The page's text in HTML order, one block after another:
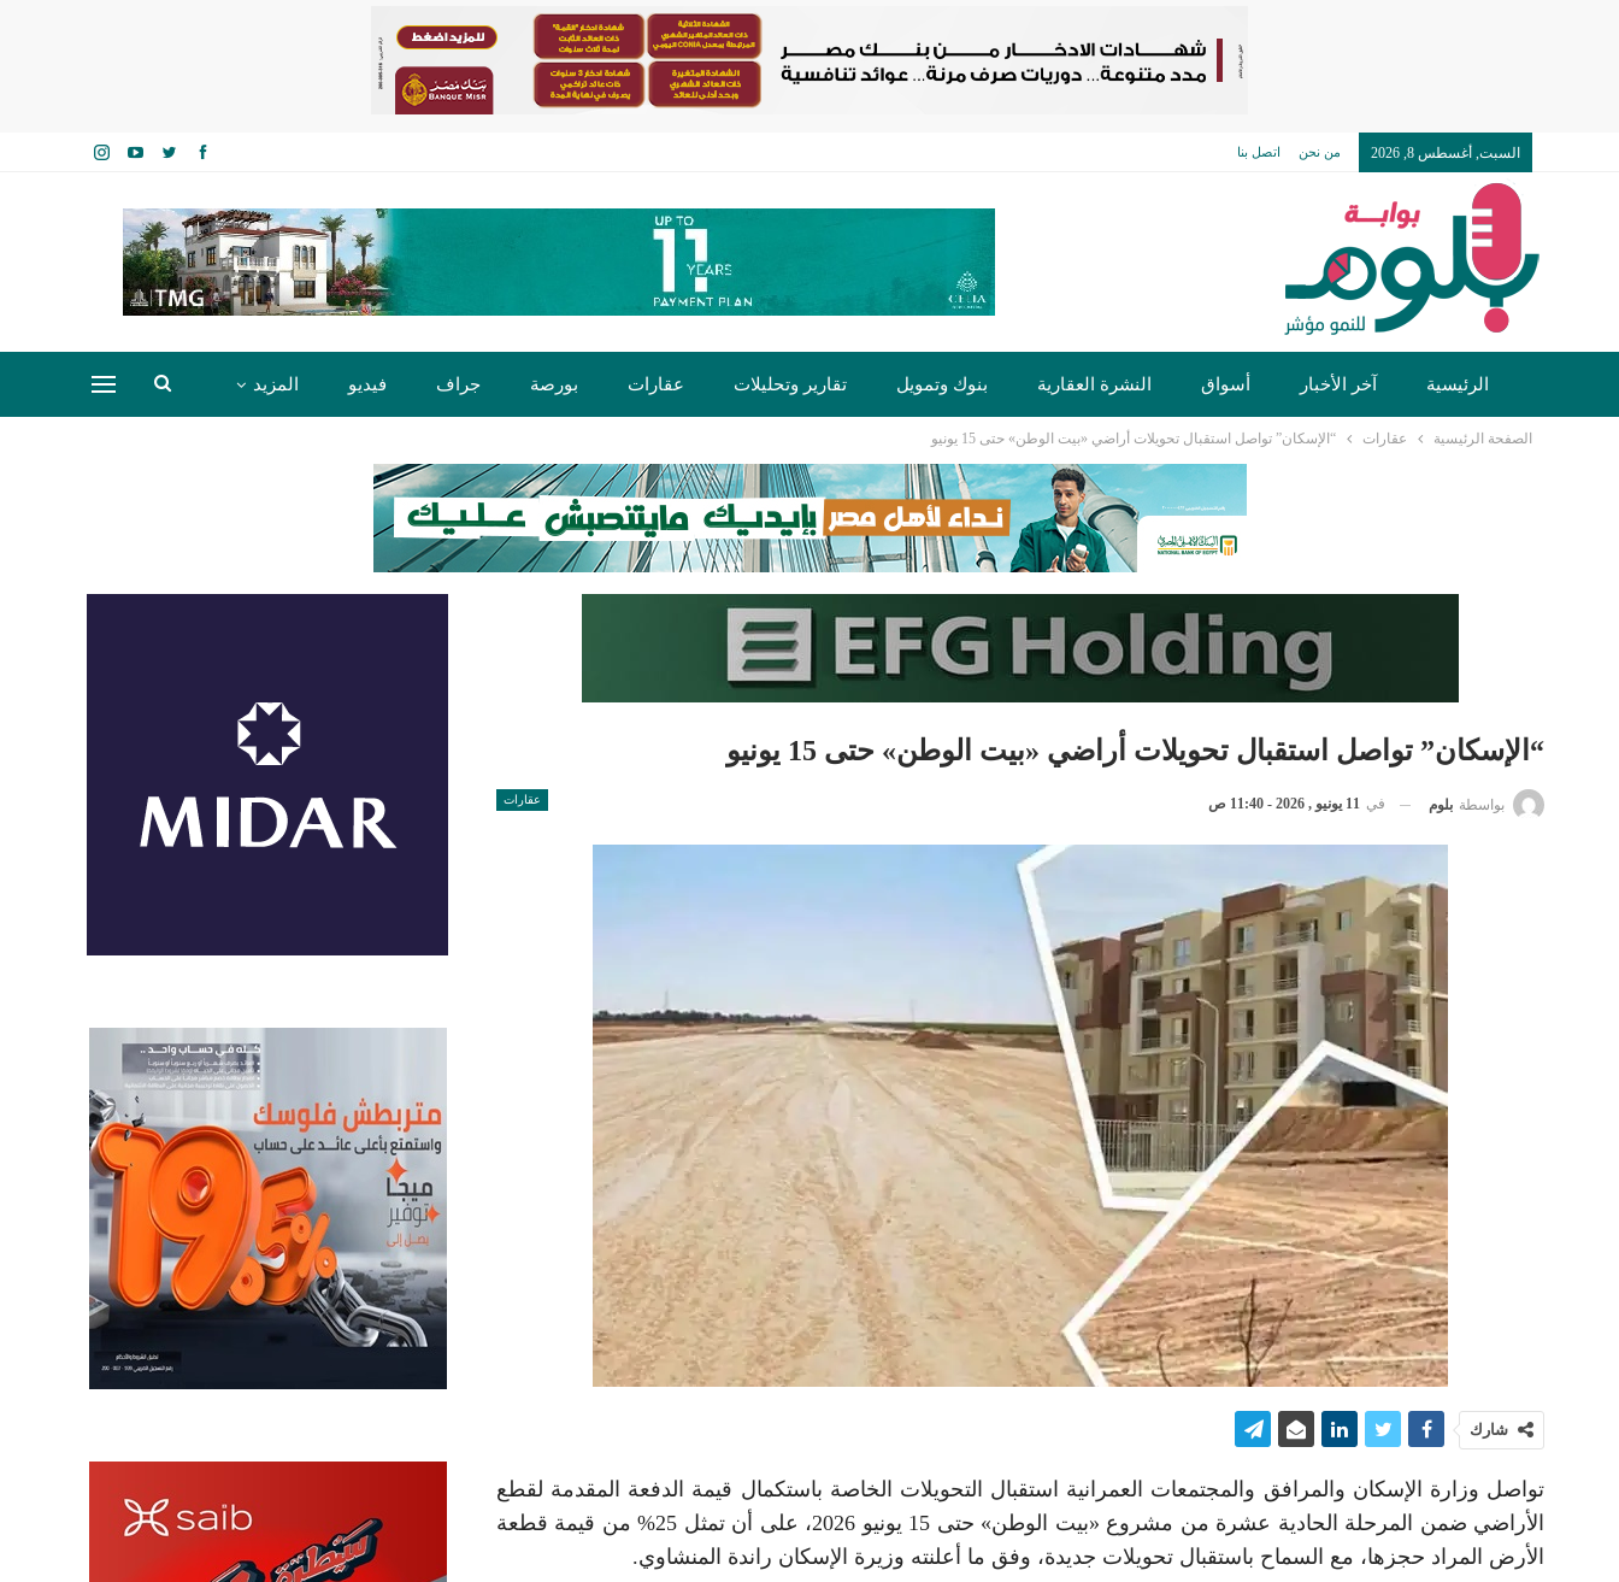
السبت, أغسطس 8, 2026 من نحن اتصل بنا
الرئيسية آخر الأخبار أسواق النشرة العقارية بنوك وتمويل تقارير وتحليلات عقارات بورصة جراف فيديو المزيد
الصفحة الرئيسية عقارات “الإسكان” تواصل استقبال تحويلات أراضي «بيت الوطن» حتى 15 يونيو
“الإسكان” تواصل استقبال تحويلات أراضي «بيت الوطن» حتى 15 يونيو
عقارات بواسطة بلوم في 11 يونيو , 2026 - 11:40 ص
شارك
تواصل وزارة الإسكان والمرافق والمجتمعات العمرانية استقبال التحويلات الخاصة باستكمال قيمة الدفعة المقدمة لقطع
الأراضي ضمن المرحلة الحادية عشرة من مشروع «بيت الوطن» حتى 15 يونيو 2026، على أن تمثل 25% من قيمة قطعة
الأرض المراد حجزها، مع السماح باستقبال تحويلات جديدة، وفق ما أعلنته وزيرة الإسكان راندة المنشاوي.